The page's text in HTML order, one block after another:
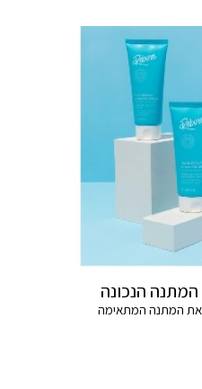
הנכונה
את המתנה המתאימה